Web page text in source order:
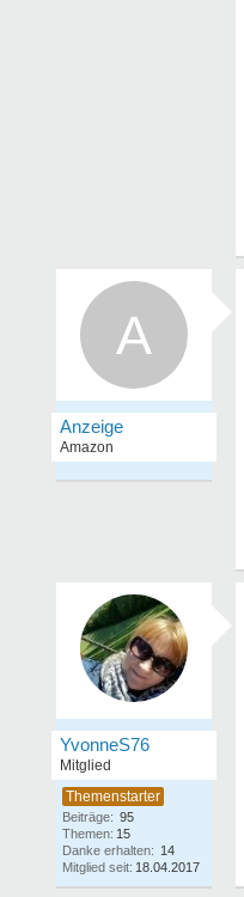
A
YvonneS76
Mitglied
Beiträge: 95
Themen: 15
Danke erhalten: 14
Mitglied seit: 18.04.2017